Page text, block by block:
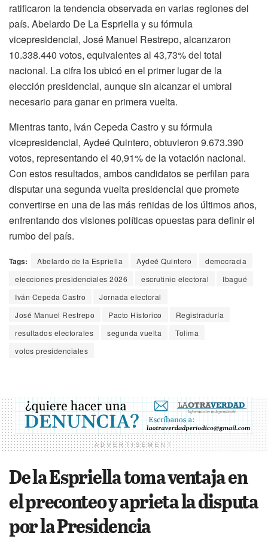
ratificaron la tendencia observada en varias regiones del
país. Abelardo De La Espriella y su fórmula
vicepresidencial, José Manuel Restrepo, alcanzaron
10.338.440 votos, equivalentes al 43,73% del total
nacional. La cifra los ubicó en el primer lugar de la
elección presidencial, aunque sin alcanzar el umbral
necesario para ganar en primera vuelta.
Mientras tanto, Iván Cepeda Castro y su fórmula
vicepresidencial, Aydeé Quintero, obtuvieron 9.673.390
votos, representando el 40,91% de la votación nacional.
Con estos resultados, ambos candidatos se perfilan para
disputar una segunda vuelta presidencial que promete
convertirse en una de las más reñidas de los últimos años,
enfrentando dos visiones políticas opuestas para definir el
rumbo del país.
Tags: Abelardo de la Espriella Aydeé Quintero
democracia
elecciones presidenciales 2026
escrutinio electoral
Ibagué
Iván Cepeda Castro
Jornada electoral
José Manuel Restrepo
Pacto Historico
Registraduría
resultados electorales
segunda vuelta
Tolima
votos presidenciales
ADVERTISEMENT
De la Espriella toma ventaja en
el preconteo y aprieta la disputa
por la Presidencia